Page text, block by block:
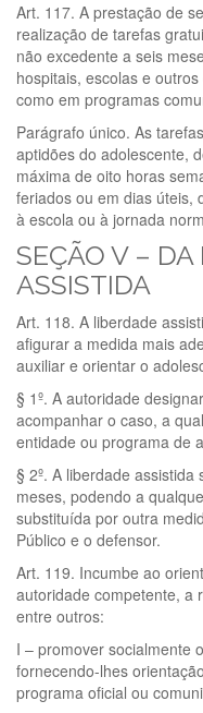
Art. 117. A prestação de
realização de tarefas
não excedente a seis
hospitais, escolas e
como em programas
Parágrafo único. As
aptidões do adolescente,
máxima de oito horas
feriados ou em dias úteis,
à escola ou à jornada
SEÇÃO V – DA
ASSISTIDA
Art. 118. A liberdade
afigurar a medida mais
auxiliar e orientar o
§ 1º. A autoridade
acompanhar o caso, a
entidade ou programa de
§ 2º. A liberdade
meses, podendo a
substituída por outra
Público e o defensor.
Art. 119. Incumbe ao
autoridade competente, a
entre outros:
I – promover socialmente
fornecendo-lhes
programa oficial ou